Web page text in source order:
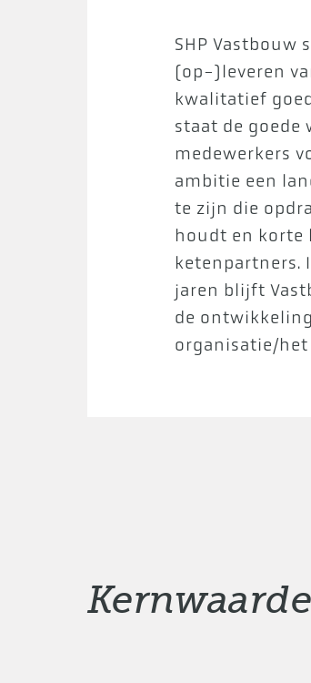
SHP Vastbouw
(op-)leveren
kwalitatief
staat de goede
medewerkers
ambitie een
te zijn die
houdt en korte
ketenpartners.
jaren blijft
de
organisatie/